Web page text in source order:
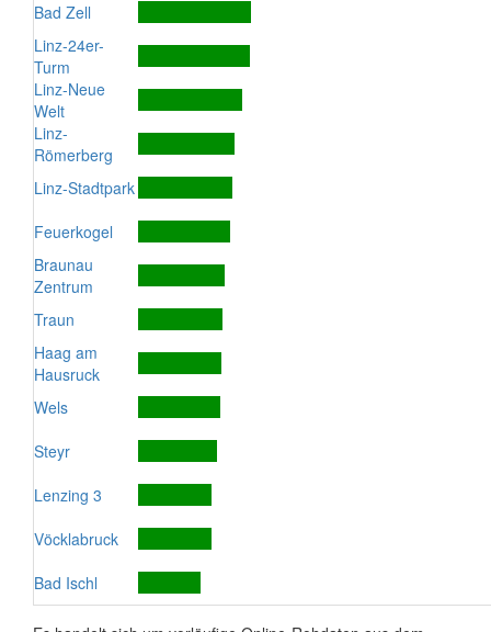
Bad Zell
Linz-24er-
Turm
Linz-Neue
Welt
Linz-
Römerberg
Linz-Stadtpark
Feuerkogel
Braunau
Zentrum
Traun
Haag am
Hausruck
Wels
Steyr
Lenzing 3
Vöcklabruck
Bad Ischl